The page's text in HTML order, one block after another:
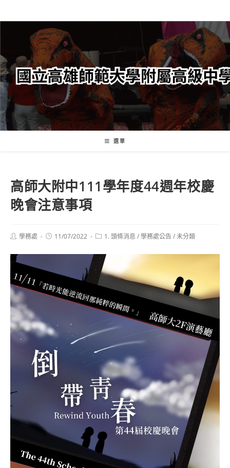
轉
要
內
容
選單
高師大附中111學年度44週年校慶
晚會注意事項
Post學務處
Post11/07/2022
Post1. 頭條消息 /學務處公告/未分類